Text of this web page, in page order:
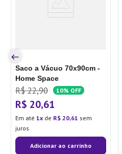
Saco a Vácuo 70x90cm -
Home Space
R$ 22,90 10% OFF
R$ 20,61
Em até 1 de R$ 20,61 sem
juros
Adicionar ao carrinho